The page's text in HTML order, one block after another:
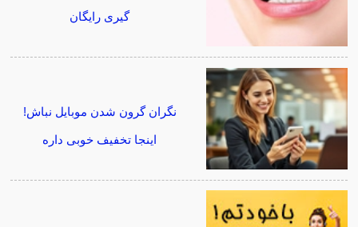
گیری رایگان
نگران گرون شدن موبایل نباش!
اینجا تخفیف خوبی داره